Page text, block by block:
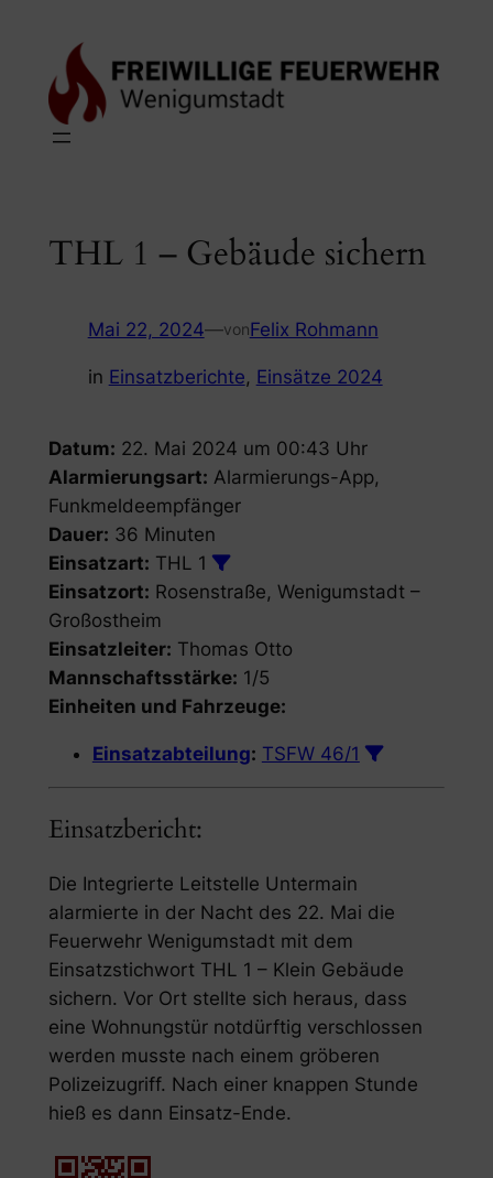
springen
THL 1 – Gebäude sichern
Mai 22, 2024—vonFelix Rohmann
in Einsatzberichte, Einsätze 2024
Datum: 22. Mai 2024 um 00:43 Uhr
Alarmierungsart: Alarmierungs-App,
Funkmeldeempfänger
Dauer: 36 Minuten
Einsatzart: THL 1
Einsatzort: Rosenstraße, Wenigumstadt –
Großostheim
Einsatzleiter: Thomas Otto
Mannschaftsstärke: 1/5
Einheiten und Fahrzeuge:
Einsatzabteilung: TSFW 46/1
Einsatzbericht:
Die Integrierte Leitstelle Untermain
alarmierte in der Nacht des 22. Mai die
Feuerwehr Wenigumstadt mit dem
Einsatzstichwort THL 1 – Klein Gebäude
sichern. Vor Ort stellte sich heraus, dass
eine Wohnungstür notdürftig verschlossen
werden musste nach einem gröberen
Polizeizugriff. Nach einer knappen Stunde
hieß es dann Einsatz-Ende.